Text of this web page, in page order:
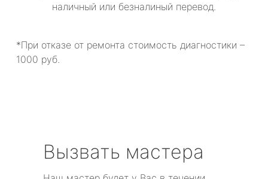
наличный или безналиный перевод.
*При отказе от ремонта стоимость диагностики –
1000 руб.
Вызвать мастера